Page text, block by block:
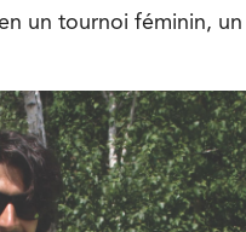
un tournoi féminin,